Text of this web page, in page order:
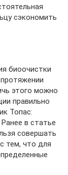
сэкономить
биоочистки
этого можно
правильно
Топас:
в статье
совершать
тем, что для